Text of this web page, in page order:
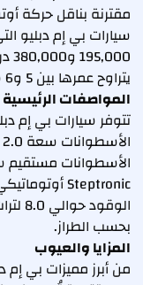
سيارات بي إم دبليو
يتراوح عمرها بين 5 و6 سنوات بين 80,000 و180,000 درهم.
المواصفات الرئيسية
بحسب الطراز.
المزايا والعيوب
من أبرز مميزات بي